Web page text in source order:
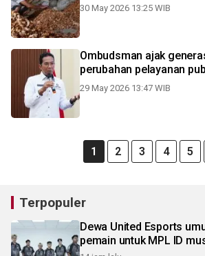
30 May 2026 13:25 WIB
Ombudsman ajak
perubahan pelayanan
29 May 2026 13:47 WIB
1 2 3 4 5
Terpopuler
Dewa United Esports
pemain untuk MPL ID